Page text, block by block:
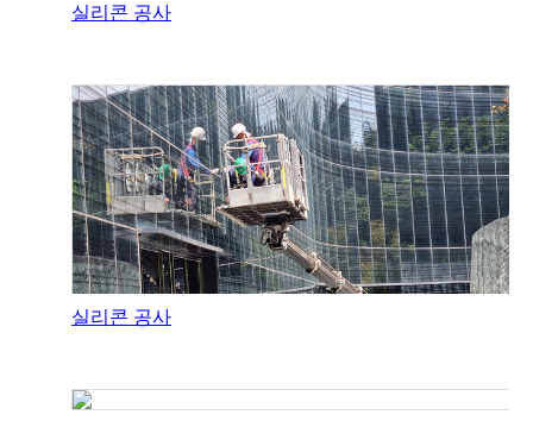
실리콘 공사
실리콘 공사